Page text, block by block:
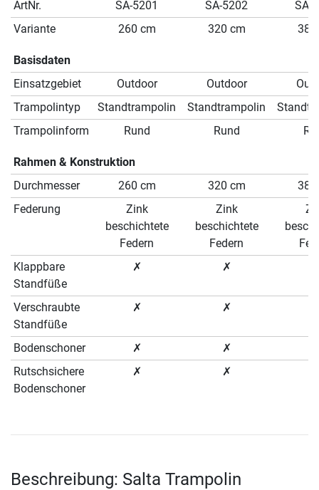
ArtNr. SA-5201 SA-5202
SA-
Variante
260 cm 320 cm
Basisdaten
Einsatzgebiet
Outdoor Outdoor
Trampolintyp
Standtrampolin Standtrampolin
Trampolinform
Rund Rund
Rahmen & Konstruktion
Durchmesser
260 cm 320 cm
Federung
Zink
beschichtete
Federn
Zink
beschichtete
Federn
Klappbare
Standfüße
✗ ✗
Verschraubte
Standfüße
✗ ✗
Bodenschoner ✗ ✗
Rutschsichere
Bodenschoner
✗ ✗
Beschreibung: Salta Trampolin